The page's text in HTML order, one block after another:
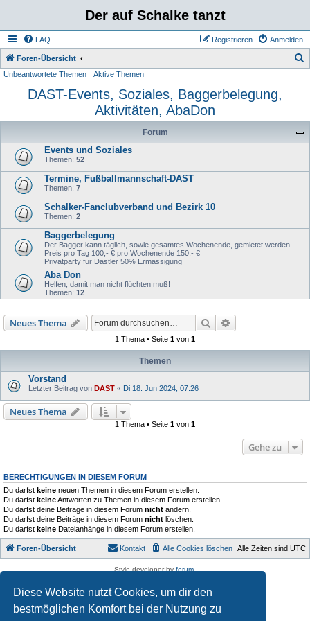
Diese Website nutzt Cookies, um dir den
bestmöglichen Komfort bei der Nutzung zu
Der auf Schalke tanzt
FAQ Anmelden
Registrieren
Foren-Übersicht
e
Unbeantwortete Themen Aktive Themen
DAST-Events, Soziales, Baggerbelegung,
Aktivitäten, AbaDon
Forum
Events und Soziales
Themen: 52
Termine, Fußballmannschaft-DAST
Themen: 7
Schalker-Fanclubverband und Bezirk 10
Themen: 2
Baggerbelegung
Der Bagger kann täglich, sowie gesamtes Wochenende, gemietet werden.
Preis pro Tag 100,- € pro Wochenende 150,- €
Privatparty für Dastler 50% Ermässigung
Aba Don
Helfen, damit man nicht flüchten muß!
Themen: 12
Neues Thema Suche
1 Thema • Seite 1 von 1
Themen
Vorstand
Letzter Beitrag von DAST « Di 18. Jun 2024, 07:26
Neues Thema
1 Thema • Seite 1 von 1
Gehe zu
BERECHTIGUNGEN IN DIESEM FORUM
Du darfst keine neuen Themen in diesem Forum erstellen.
Du darfst keineAntworten zu Themen in diesem Forum erstellen.
Du darfst deine Beiträge in diesem Forum nicht ändern.
Du darfst deine Beiträge in diesem Forum nicht löschen.
Du darfst keine Dateianhänge in diesem Forum erstellen.
Foren-Übersicht Alle Zeiten sind UTC
Alle Cookies löschen
Kontakt
Style developer by forum
Deutsche Übersetzung durchphpBB.de
Datenschutz
Nutzungsbedingungen